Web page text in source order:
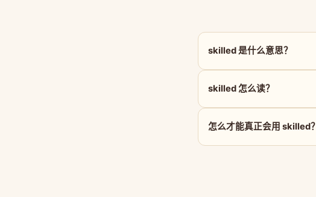
skilled 是什么意思？
skilled 怎么读？
怎么才能真正会用 skilled？